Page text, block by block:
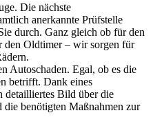
Die nächste
anerkannte Prüfstelle
durch. Ganz gleich ob für den
den Oldtimer – wir sorgen für
Autoschaden. Egal, ob es die
betrifft. Dank eines
detailliertes Bild über die
die benötigten Maßnahmen zur